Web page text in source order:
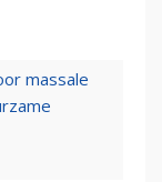
massale